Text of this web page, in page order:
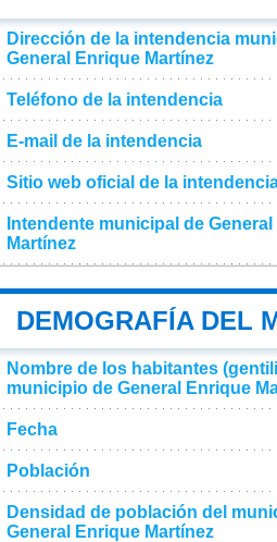
Dirección de la intendencia
General Enrique Martínez
Teléfono de la intendencia
E-mail de la intendencia
Sitio web oficial de la
Intendente municipal de
Martínez
DEMOGRAFÍA DEL
Nombre de los habitantes
municipio de General Enrique
Fecha
Población
Densidad de población del
General Enrique Martínez